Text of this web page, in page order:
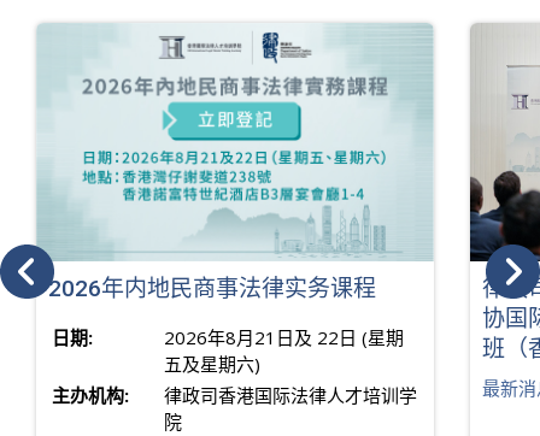
2026年内地民商事法律实务课程
日期:
2026年8月21日及 22日 (星期
五及星期六)
主办机构:
律政司香港国际法律人才培训学
院
律政
协国
班（
最新